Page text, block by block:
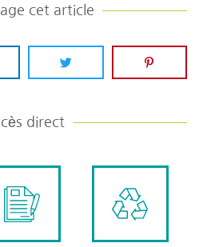
cet article
direct